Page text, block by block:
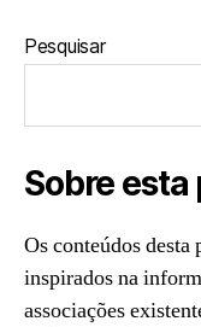
Pesquisar
Sobre esta
Os conteúdos desta
inspirados na
associações